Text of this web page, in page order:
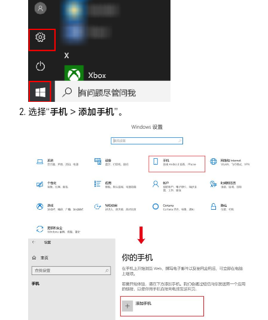
选择“手机 >添加手机”。